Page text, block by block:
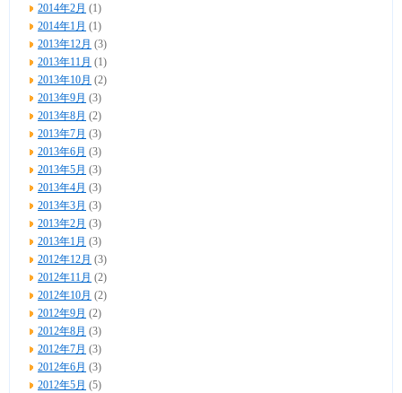
2014年2月 (1)
2014年1月 (1)
2013年12月 (3)
2013年11月 (1)
2013年10月 (2)
2013年9月 (3)
2013年8月 (2)
2013年7月 (3)
2013年6月 (3)
2013年5月 (3)
2013年4月 (3)
2013年3月 (3)
2013年2月 (3)
2013年1月 (3)
2012年12月 (3)
2012年11月 (2)
2012年10月 (2)
2012年9月 (2)
2012年8月 (3)
2012年7月 (3)
2012年6月 (3)
2012年5月 (5)